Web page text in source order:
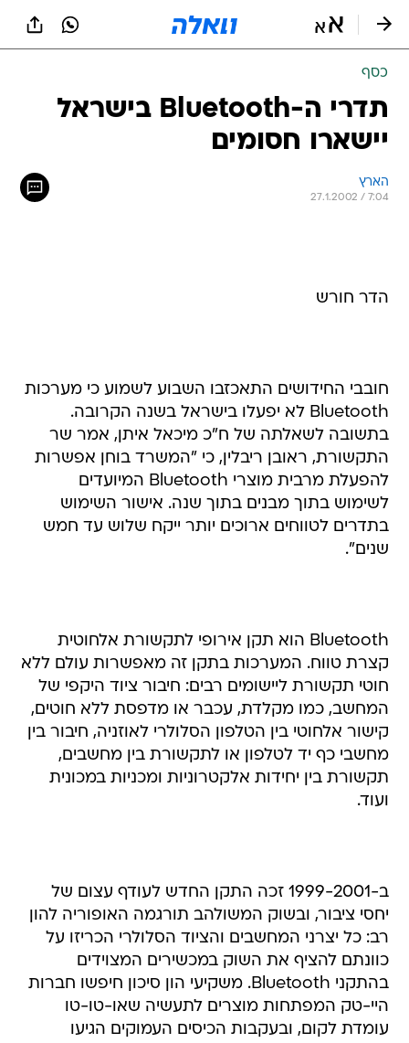
כסף
תדרי ה-Bluetooth בישראל
יישארו חסומים
הארץ
27.1.2002 / 7:04
הדר חורש
חובבי החידושים התאכזבו השבוע לשמוע כי מערכות
Bluetooth לא יפעלו בישראל בשנה הקרובה.
בתשובה לשאלתה של ח"כ מיכאל איתן, אמר שר
התקשורת, ראובן ריבלין, כי "המשרד בוחן אפשרות
להפעלת מרבית מוצרי Bluetooth המיועדים
לשימוש בתוך מבנים בתוך שנה. אישור השימוש
בתדרים לטווחים ארוכים יותר ייקח שלוש עד חמש
שנים".
Bluetooth הוא תקן אירופי לתקשורת אלחוטית
קצרת טווח. המערכות בתקן זה מאפשרות עולם ללא
חוטי תקשורת ליישומים רבים: חיבור ציוד היקפי של
המחשב, כמו מקלדת, עכבר או מדפסת ללא חוטים,
קישור אלחוטי בין הטלפון הסלולרי לאוזניה, חיבור בין
מחשבי כף יד לטלפון או לתקשורת בין מחשבים,
תקשורת בין יחידות אלקטרוניות ומכניות במכונית
ועוד.
ב-1999-2001 זכה התקן החדש לעודף עצום של
יחסי ציבור, ובשוק המשולהב תורגמה האופוריה להון
רב: כל יצרני המחשבים והציוד הסלולרי הכריזו על
כוונתם להציף את השוק במכשירים המצוידים
בהתקני Bluetooth. משקיעי הון סיכון חיפשו חברות
היי-טק המפתחות מוצרים לתעשיה שאו-טו-טו
עומדת לקום, ובעקבות הכיסים העמוקים הגיעו